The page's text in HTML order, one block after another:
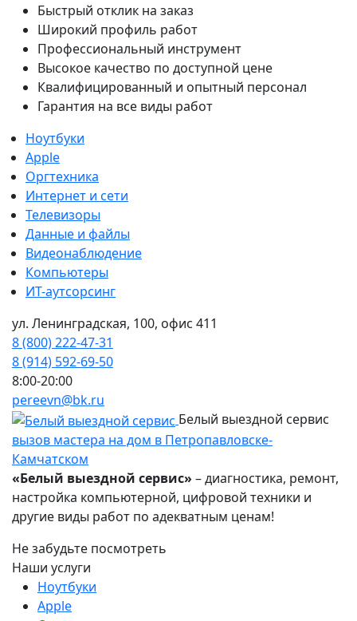
Быстрый отклик на заказ
Широкий профиль работ
Профессиональный инструмент
Высокое качество по доступной цене
Квалифицированный и опытный персонал
Гарантия на все виды работ
Ноутбуки
Apple
Оргтехника
Интернет и сети
Телевизоры
Данные и файлы
Видеонаблюдение
Компьютеры
ИТ-аутсорсинг
ул. Ленинградская, 100, офис 411
8 (800) 222-47-31
8 (914) 592-69-50
8:00-20:00
pereevn@bk.ru
Белый выездной сервис
вызов мастера на дом в Петропавловске-
Камчатском
«Белый выездной сервис» – диагностика, ремонт,
настройка компьютерной, цифровой техники и
другие виды работ по адекватным ценам!
Не забудьте посмотреть
Наши услуги
Ноутбуки
Apple